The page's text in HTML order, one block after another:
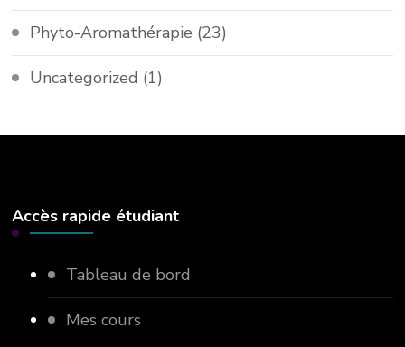
Phyto-Aromathérapie (23)
Uncategorized (1)
Accès rapide étudiant
Tableau de bord
Mes cours